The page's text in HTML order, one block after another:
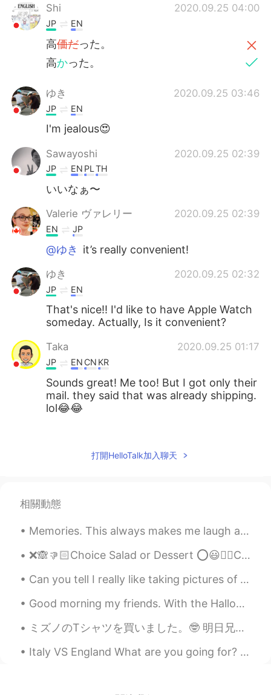
Português
Shi 2020.09.25 04:00
JP EN
高価だった。
高かった。
ゆき 2020.09.25 03:46
JP EN
I'm jealous😍
Sawayoshi 2020.09.25 02:39
JP EN PL TH
いいなぁ〜
Valerie ヴァレリー 2020.09.25 02:39
EN JP
@ゆき it’s really convenient!
ゆき 2020.09.25 02:32
JP EN
That's nice!! I'd like to have Apple Watch
someday. Actually, Is it convenient?
Taka 2020.09.25 01:17
JP EN CN KR
Sounds great! Me too! But I got only their
mail. they said that was already shipping.
lol😂😂
打開HelloTalk加入聊天
相關動態
Memories. This always makes me laugh and smile. My daughter and niece. Roller coaster ride at Bus...
❌🙈👎🏻Choice Salad or Dessert ⭕️😃👍🏻Choose Salad or Dessert ⭕️😃👍🏻You have a choice between salad and...
Can you tell I really like taking pictures of food? 😂 Some people may find it dumb or superficial...
Good morning my friends. With the Halloween season approaching, I have begun to work on my costum...
ミズノのTシャツを買いました。🤓 明日兄とインド人の友達とバドミントンをやりますから、Sports Depotにシャトルを買いに行きました。🏸 バドミントンのブランドのTシャツを1つも持って...
Italy VS England What are you going for? Both countries are my ancestors' land ma... mi dispiace...